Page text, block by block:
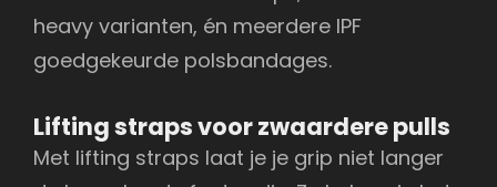
heavy varianten, én meerdere IPF
goedgekeurde polsbandages.
Lifting straps voor zwaardere pulls
Met lifting straps laat je je grip niet langer